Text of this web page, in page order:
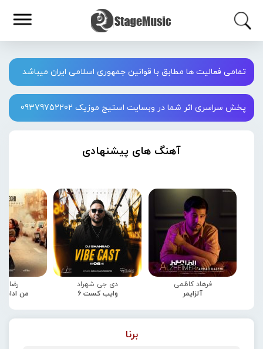
تمامی فعالیت ها مطابق با قوانین جمهوری اسلامی ایران میباشد
پخش سراسری اثر شما در وبسایت استیج موزیک 09379752202
آهنگ های پیشنهادی
فرهاد کاظمی
آلزایمر
دی جی شهراد
وایب کست 6
رضا
من
برنا